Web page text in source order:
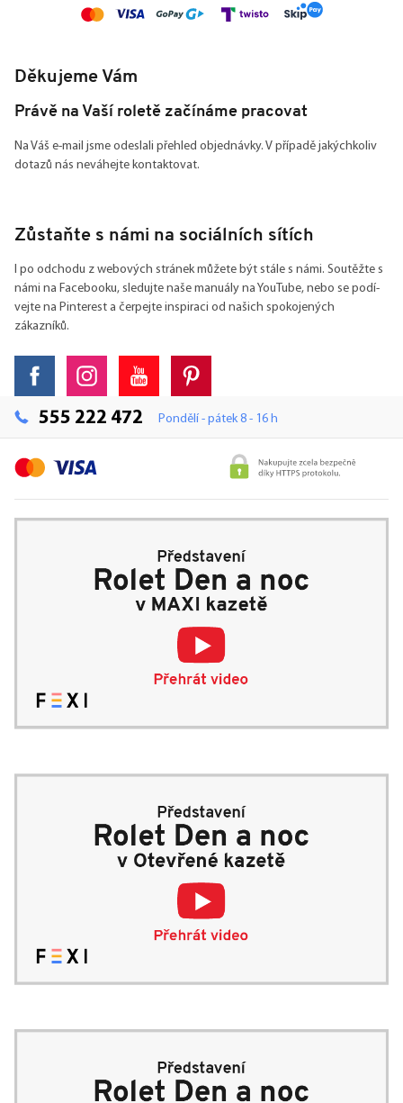
Děkujeme Vám
Právě na Vaší roletě začínáme pracovat
Na Váš e-mail jsme odeslali přehled objednávky. V případě jakýchkoliv
dotazů nás neváhejte kontaktovat.
Zůstaňte s námi na sociálních sítích
I po odchodu z webových stránek můžete být stále s námi. Soutěžte s
námi na Facebooku, sledujte naše manuály na YouTube, nebo se podí-
vejte na Pinterest a čerpejte inspiraci od našich spokojených
zákazníků.
555 222 472 Pondělí - pátek 8 - 16 h